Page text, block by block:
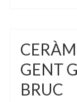
GENT
BRUC